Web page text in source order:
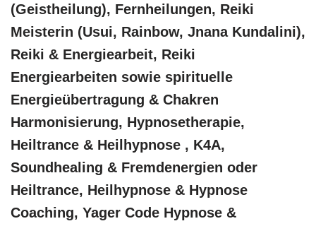
(Geistheilung), Fernheilungen, Reiki
Meisterin (Usui, Rainbow, Jnana Kundalini),
Reiki & Energiearbeit, Reiki
Energiearbeiten sowie spirituelle
Energieübertragung & Chakren
Harmonisierung, Hypnosetherapie,
Heiltrance & Heilhypnose , K4A,
Soundhealing & Fremdenergien oder
Heiltrance, Heilhypnose & Hypnose
Coaching, Yager Code Hypnose &